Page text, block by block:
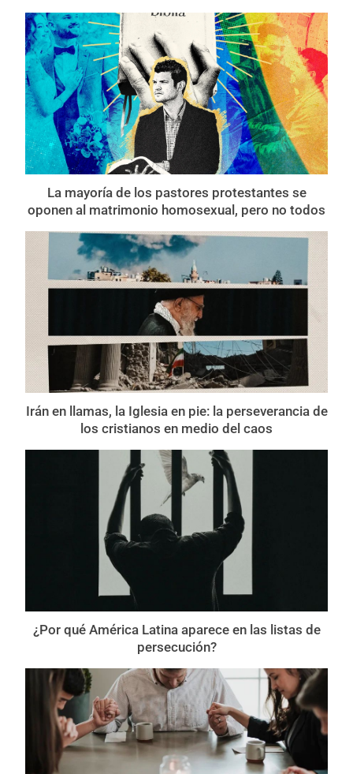
La mayoría de los pastores protestantes se
oponen al matrimonio homosexual, pero no todos
Irán en llamas, la Iglesia en pie: la perseverancia de
los cristianos en medio del caos
¿Por qué América Latina aparece en las listas de
persecución?